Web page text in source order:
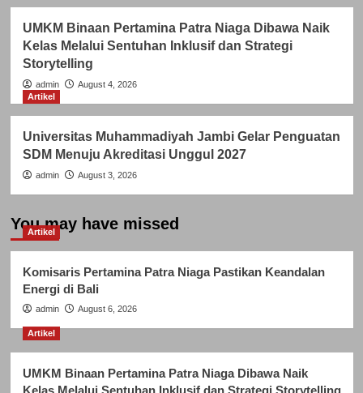
UMKM Binaan Pertamina Patra Niaga Dibawa Naik
Kelas Melalui Sentuhan Inklusif dan Strategi
Storytelling
admin
August 4, 2026
Artikel
Universitas Muhammadiyah Jambi Gelar Penguatan
SDM Menuju Akreditasi Unggul 2027
admin August 3, 2026
You may have missed
Artikel
Komisaris Pertamina Patra Niaga Pastikan Keandalan
Energi di Bali
admin August 6, 2026
Artikel
UMKM Binaan Pertamina Patra Niaga Dibawa Naik